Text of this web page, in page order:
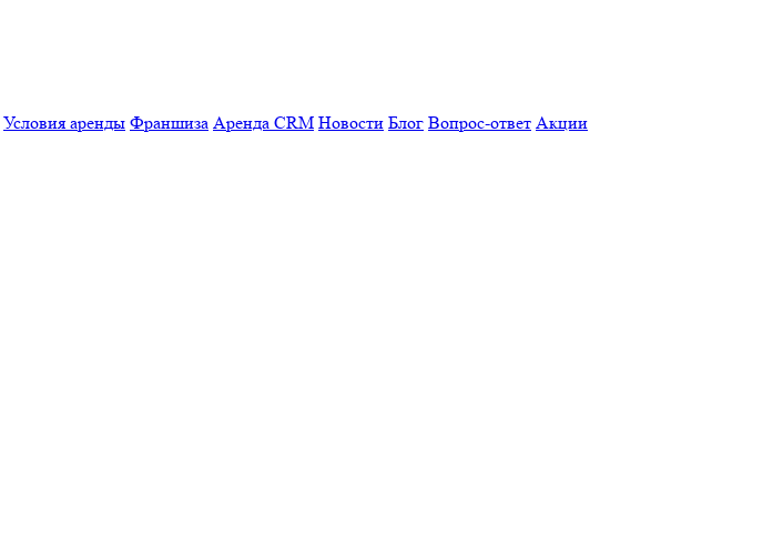
Условия аренды Франшиза Аренда CRM Новости Блог Вопрос-ответ Акции